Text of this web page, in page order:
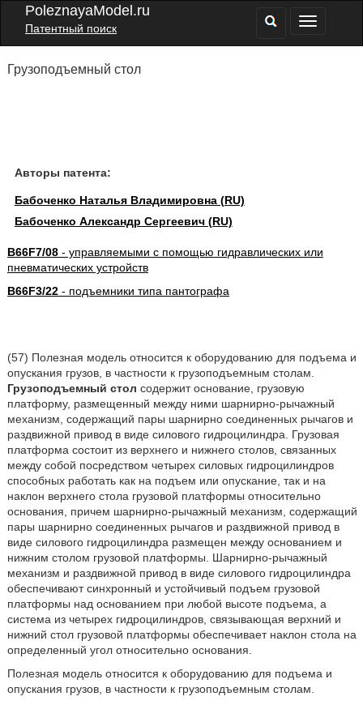
PoleznayaModel.ru
Патентный поиск
Грузоподъемный стол
Авторы патента:
Бабоченко Наталья Владимировна (RU)
Бабоченко Александр Сергеевич (RU)
B66F7/08- управляемыми с помощью гидравлических или
пневматических устройств
B66F3/22- подъемники типа пантографа
(57) Полезная модель относится к оборудованию для подъема и
опускания грузов, в частности к грузоподъемным столам.
Грузоподъемный стол содержит основание, грузовую
платформу, размещенный между ними шарнирно-рычажный
механизм, содержащий пары шарнирно соединенных рычагов и
раздвижной привод в виде силового гидроцилиндра. Грузовая
платформа состоит из верхнего и нижнего столов, связанных
между собой посредством четырех силовых гидроцилиндров
способных работать как на подъем или опускание, так и на
наклон верхнего стола грузовой платформы относительно
основания, причем шарнирно-рычажный механизм, содержащий
пары шарнирно соединенных рычагов и раздвижной привод в
виде силового гидроцилиндра размещен между основанием и
нижним столом грузовой платформы. Шарнирно-рычажный
механизм и раздвижной привод в виде силового гидроцилиндра
обеспечивают синхронный и устойчивый подъем грузовой
платформы над основанием при любой высоте подъема, а
система из четырех гидроцилиндров, связывающая верхний и
нижний стол грузовой платформы обеспечивает наклон стола на
определенный угол относительно основания.
Полезная модель относится к оборудованию для подъема и
опускания грузов, в частности к грузоподъемным столам.